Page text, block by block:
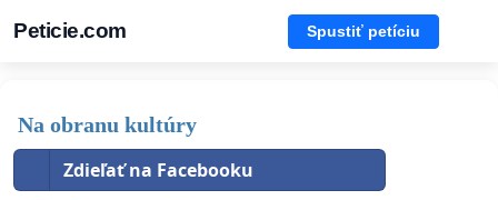
Peticie.com Spustiť petíciu
Na obranu kultúry
Zdieľať na Facebooku